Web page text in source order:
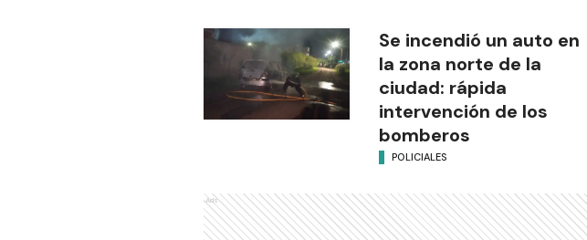
Se incendió un auto en
la zona norte de la
ciudad: rápida
intervención de los
bomberos
POLICIALES
Ads